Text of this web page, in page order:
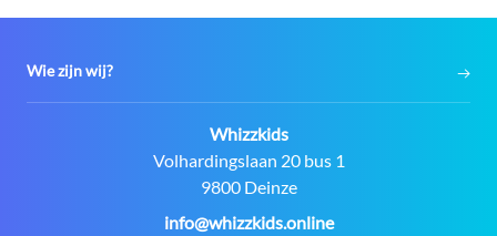
Wie zijn wij?
Contact:
Whizzkids
Adres:
Volhardingslaan 20 bus 1
9800 Deinze
E-
info@whizzkids.online